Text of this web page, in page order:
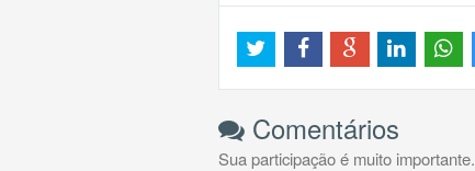
Comentários
Sua participação é muito importante.